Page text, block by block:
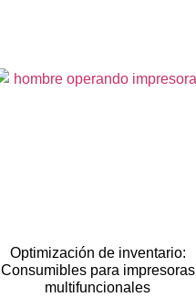
Optimización de inventario:
Consumibles para impresoras
multifuncionales